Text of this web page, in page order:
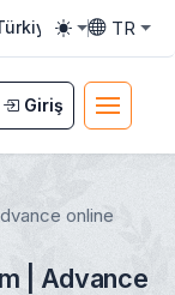
e-ISSN:3108-
Toggle
TR
Toggle
Giriş
online
| Advance